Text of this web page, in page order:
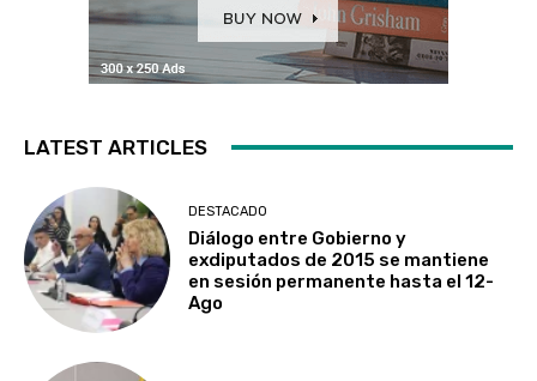
LATEST ARTICLES
DESTACADO
Diálogo entre Gobierno y
exdiputados de 2015 se mantiene
en sesión permanente hasta el 12-
Ago